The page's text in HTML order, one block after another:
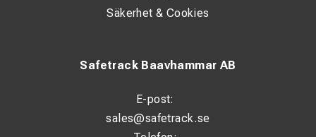
Safetrack Baavhammar AB
E-post:
sales@safetrack.se
Säkerhet & Cookies